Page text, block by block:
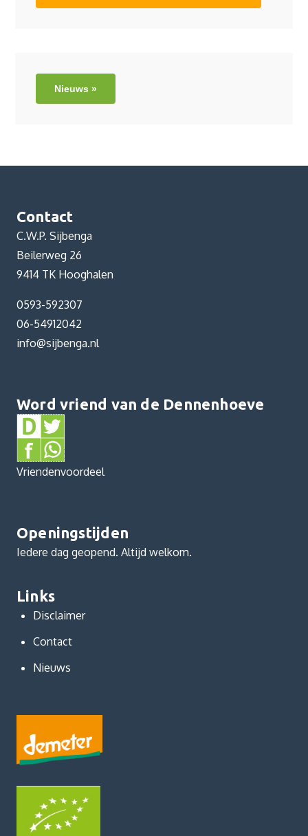
Nieuws »
Contact
C.W.P. Sijbenga
Beilerweg 26
9414 TK Hooghalen
0593-592307
06-54912042
info@sijbenga.nl
Word vriend van de Dennenhoeve
Vriendenvoordeel
Openingstijden
Iedere dag geopend. Altijd welkom.
Links
Disclaimer
Contact
Nieuws